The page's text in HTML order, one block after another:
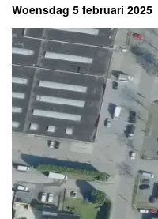
Woensdag 5 februari 2025